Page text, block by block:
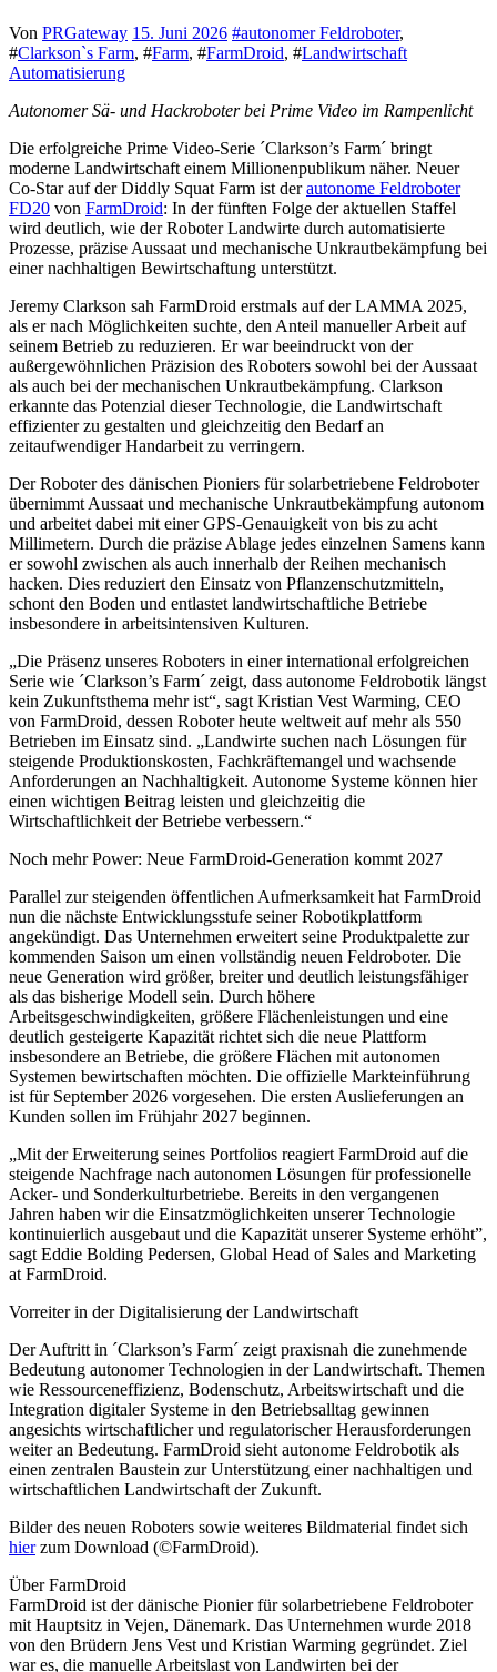
Von PRGateway 15. Juni 2026 #autonomer Feldroboter,
#Clarkson`s Farm, #Farm, #FarmDroid, #Landwirtschaft
Automatisierung
Autonomer Sä- und Hackroboter bei Prime Video im Rampenlicht
Die erfolgreiche Prime Video-Serie ´Clarkson’s Farm´ bringt
moderne Landwirtschaft einem Millionenpublikum näher. Neuer
Co-Star auf der Diddly Squat Farm ist derautonome Feldroboter
FD20 von FarmDroid: In der fünften Folge der aktuellen Staffel
wird deutlich, wie der Roboter Landwirte durch automatisierte
Prozesse, präzise Aussaat und mechanische Unkrautbekämpfung bei
einer nachhaltigen Bewirtschaftung unterstützt.
Jeremy Clarkson sah FarmDroid erstmals auf der LAMMA 2025,
als er nach Möglichkeiten suchte, den Anteil manueller Arbeit auf
seinem Betrieb zu reduzieren. Er war beeindruckt von der
außergewöhnlichen Präzision des Roboters sowohl bei der Aussaat
als auch bei der mechanischen Unkrautbekämpfung. Clarkson
erkannte das Potenzial dieser Technologie, die Landwirtschaft
effizienter zu gestalten und gleichzeitig den Bedarf an
zeitaufwendiger Handarbeit zu verringern.
Der Roboter des dänischen Pioniers für solarbetriebene Feldroboter
übernimmt Aussaat und mechanische Unkrautbekämpfung autonom
und arbeitet dabei mit einer GPS-Genauigkeit von bis zu acht
Millimetern. Durch die präzise Ablage jedes einzelnen Samens kann
er sowohl zwischen als auch innerhalb der Reihen mechanisch
hacken. Dies reduziert den Einsatz von Pflanzenschutzmitteln,
schont den Boden und entlastet landwirtschaftliche Betriebe
insbesondere in arbeitsintensiven Kulturen.
„Die Präsenz unseres Roboters in einer international erfolgreichen
Serie wie ´Clarkson’s Farm´ zeigt, dass autonome Feldrobotik längst
kein Zukunftsthema mehr ist“, sagt Kristian Vest Warming, CEO
von FarmDroid, dessen Roboter heute weltweit auf mehr als 550
Betrieben im Einsatz sind. „Landwirte suchen nach Lösungen für
steigende Produktionskosten, Fachkräftemangel und wachsende
Anforderungen an Nachhaltigkeit. Autonome Systeme können hier
einen wichtigen Beitrag leisten und gleichzeitig die
Wirtschaftlichkeit der Betriebe verbessern.“
Noch mehr Power: Neue FarmDroid-Generation kommt 2027
Parallel zur steigenden öffentlichen Aufmerksamkeit hat FarmDroid
nun die nächste Entwicklungsstufe seiner Robotikplattform
angekündigt. Das Unternehmen erweitert seine Produktpalette zur
kommenden Saison um einen vollständig neuen Feldroboter. Die
neue Generation wird größer, breiter und deutlich leistungsfähiger
als das bisherige Modell sein. Durch höhere
Arbeitsgeschwindigkeiten, größere Flächenleistungen und eine
deutlich gesteigerte Kapazität richtet sich die neue Plattform
insbesondere an Betriebe, die größere Flächen mit autonomen
Systemen bewirtschaften möchten. Die offizielle Markteinführung
ist für September 2026 vorgesehen. Die ersten Auslieferungen an
Kunden sollen im Frühjahr 2027 beginnen.
„Mit der Erweiterung seines Portfolios reagiert FarmDroid auf die
steigende Nachfrage nach autonomen Lösungen für professionelle
Acker- und Sonderkulturbetriebe. Bereits in den vergangenen
Jahren haben wir die Einsatzmöglichkeiten unserer Technologie
kontinuierlich ausgebaut und die Kapazität unserer Systeme erhöht”,
sagt Eddie Bolding Pedersen, Global Head of Sales and Marketing
at FarmDroid.
Vorreiter in der Digitalisierung der Landwirtschaft
Der Auftritt in ´Clarkson’s Farm´ zeigt praxisnah die zunehmende
Bedeutung autonomer Technologien in der Landwirtschaft. Themen
wie Ressourceneffizienz, Bodenschutz, Arbeitswirtschaft und die
Integration digitaler Systeme in den Betriebsalltag gewinnen
angesichts wirtschaftlicher und regulatorischer Herausforderungen
weiter an Bedeutung. FarmDroid sieht autonome Feldrobotik als
einen zentralen Baustein zur Unterstützung einer nachhaltigen und
wirtschaftlichen Landwirtschaft der Zukunft.
Bilder des neuen Roboters sowie weiteres Bildmaterial findet sich
hierzum Download (©FarmDroid).
Über FarmDroid
FarmDroid ist der dänische Pionier für solarbetriebene Feldroboter
mit Hauptsitz in Vejen, Dänemark. Das Unternehmen wurde 2018
von den Brüdern Jens Vest und Kristian Warming gegründet. Ziel
war es, die manuelle Arbeitslast von Landwirten bei der